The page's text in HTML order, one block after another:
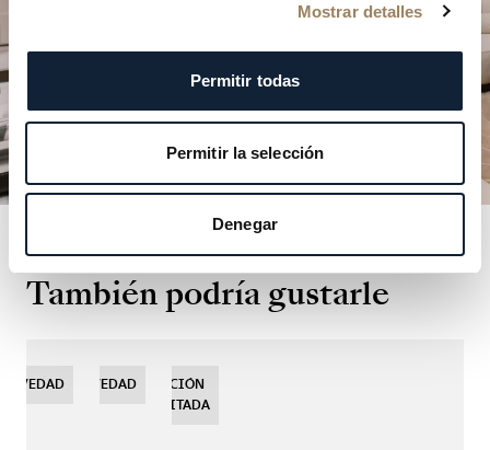
Mostrar detalles
Permitir todas
Permitir la selección
Denegar
También podría gustarle
NOVEDAD NOVEDAD
NOVEDAD
EDICIÓN
LIMITADA